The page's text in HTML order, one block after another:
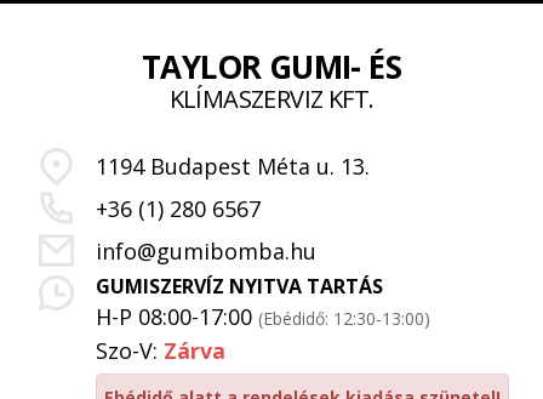
TAYLOR GUMI- ÉS
KLÍMASZERVIZ KFT.
1194 Budapest Méta u. 13.
+36 (1) 280 6567
info@gumibomba.hu
GUMISZERVÍZ NYITVA TARTÁS
H-P 08:00-17:00 (Ebédidő: 12:30-13:00)
Szo-V: Zárva